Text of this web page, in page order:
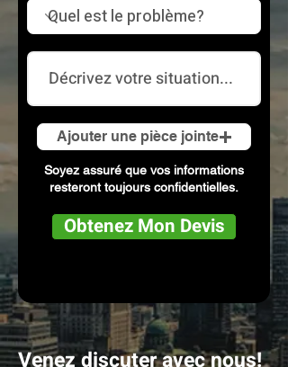
Ajouter une pièce jointe
Soyez assuré que vos informations
resteront toujours confidentielles.
Obtenez Mon Devis
Venez discuter avec nous!